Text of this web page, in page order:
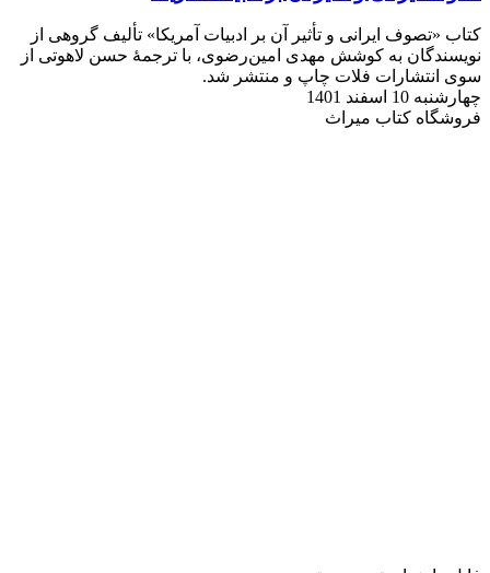
کتاب «تصوف ایرانی و تأثیر آن بر ادبیات آمریکا» تألیف گروهی از
نویسندگان به کوشش مهدی امین‌رضوی، با ترجمۀ حسن لاهوتی از
سوی انتشارات فلات چاپ و منتشر شد.
چهارشنبه 10 اسفند 1401
فروشگاه کتاب میراث